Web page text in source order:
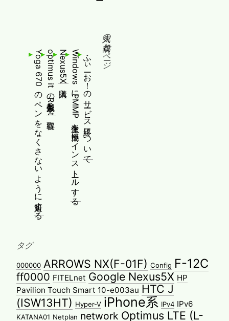
人気の投稿とページ
ふぃーお！のサービス終了について
WindowsにPMMP派生を簡単にインストールする
Nexus5X購入
optimus itの擬似永久Root取得
Yoga 670のペンをなくさないように対策する
タグ
000000 ARROWS NX(F-01F) Config F-12C
ff0000 FITELnet Google Nexus5X HP
Pavilion Touch Smart 10-e003au HTC J
(ISW13HT) Hyper-V iPhone系 IPv4 IPv6
KATANA01 Netplan network Optimus LTE (L-